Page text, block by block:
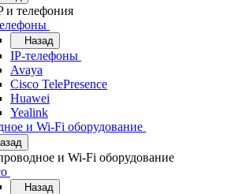
и телефония
Назад
IP-телефоны
Avaya
Cisco TelePresence
Huawei
Yealink
и Wi-Fi оборудование
и Wi-Fi оборудование
Назад